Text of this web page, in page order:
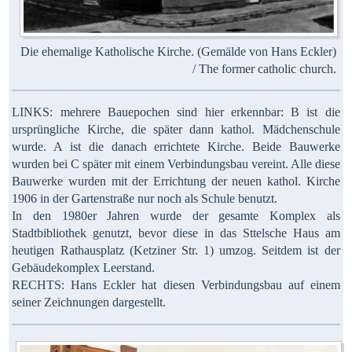
Die ehemalige Katholische Kirche. (Gemälde von Hans Eckler)
/ The former catholic church.
LINKS: mehrere Bauepochen sind hier erkennbar: B ist die
ursprüngliche Kirche, die später dann kathol. Mädchenschule
wurde. A ist die danach errichtete Kirche. Beide Bauwerke
wurden bei C später mit einem Verbindungsbau vereint. Alle diese
Bauwerke wurden mit der Errichtung der neuen kathol. Kirche
1906 in der Gartenstraße nur noch als Schule benutzt.
In den 1980er Jahren wurde der gesamte Komplex als
Stadtbibliothek genutzt, bevor diese in das Sttelsche Haus am
heutigen Rathausplatz (Ketziner Str. 1) umzog. Seitdem ist der
Gebäudekomplex Leerstand.
RECHTS: Hans Eckler hat diesen Verbindungsbau auf einem
seiner Zeichnungen dargestellt.